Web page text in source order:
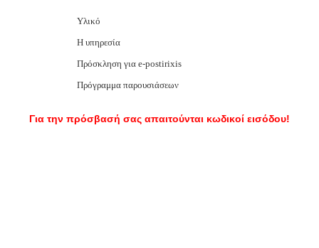
Υλικό
Η υπηρεσία
Πρόσκληση για e-postirixis
Πρόγραμμα παρουσιάσεων
Για την πρόσβασή σας απαιτούνται κωδικοί εισόδου!